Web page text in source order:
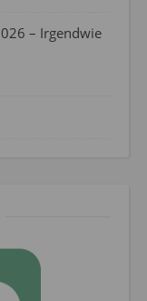
– Irgendwie